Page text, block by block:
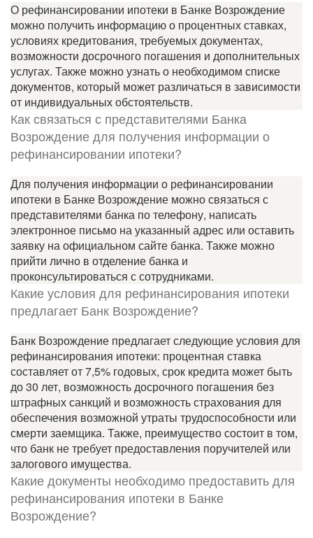
О рефинансировании ипотеки в Банке Возрождение
можно получить информацию о процентных ставках,
условиях кредитования, требуемых документах,
возможности досрочного погашения и дополнительных
услугах. Также можно узнать о необходимом списке
документов, который может различаться в зависимости
от индивидуальных обстоятельств.
Как связаться с представителями Банка
Возрождение для получения информации о
рефинансировании ипотеки?
Для получения информации о рефинансировании
ипотеки в Банке Возрождение можно связаться с
представителями банка по телефону, написать
электронное письмо на указанный адрес или оставить
заявку на официальном сайте банка. Также можно
прийти лично в отделение банка и
проконсультироваться с сотрудниками.
Какие условия для рефинансирования ипотеки
предлагает Банк Возрождение?
Банк Возрождение предлагает следующие условия для
рефинансирования ипотеки: процентная ставка
составляет от 7,5% годовых, срок кредита может быть
до 30 лет, возможность досрочного погашения без
штрафных санкций и возможность страхования для
обеспечения возможной утраты трудоспособности или
смерти заемщика. Также, преимущество состоит в том,
что банк не требует предоставления поручителей или
залогового имущества.
Какие документы необходимо предоставить для
рефинансирования ипотеки в Банке
Возрождение?